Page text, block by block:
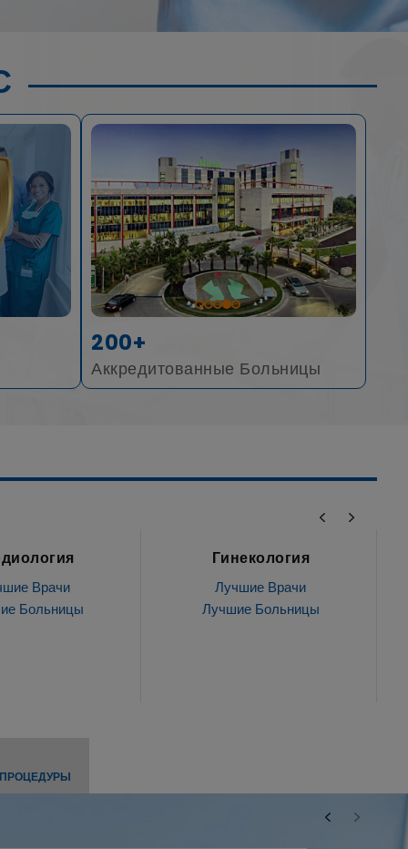
200+
Аккредитованные Больницы
Врачи
Больницы
Урология
Лучшие Врачи
Лучшие Больницы